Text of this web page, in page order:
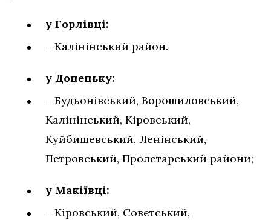
у Горлівці:
– Калінінський район.
у Донецьку:
– Будьонівський, Ворошиловський,
Калінінський, Кіровський,
Куйбишевський, Ленінський,
Петровський, Пролетарський райони;
у Макіївці:
– Кіровський, Совєтський,